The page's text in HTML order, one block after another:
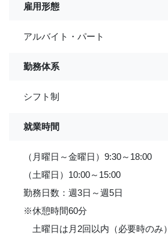
雇用形態
アルバイト・パート
勤務体系
シフト制
就業時間
（月曜日～金曜日）9:30～18:00
（土曜日）10:00～15:00
勤務日数：週3日～週5日
※休憩時間60分
土曜日は月2回以内（必要時のみ）